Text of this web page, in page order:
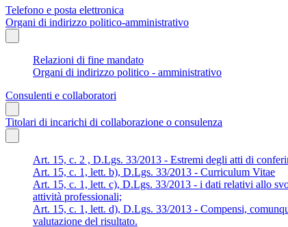
Telefono e posta elettronica
Organi di indirizzo politico-amministrativo
Relazioni di fine mandato
Organi di indirizzo politico - amministrativo
Consulenti e collaboratori
Titolari di incarichi di collaborazione o consulenza
Art. 15, c. 2 , D.Lgs. 33/2013 - Estremi degli atti di
Art. 15, c. 1, lett. b), D.Lgs. 33/2013 - Curriculum Vitae
Art. 15, c. 1, lett. c), D.Lgs. 33/2013 - i dati relativi allo
attività professionali;
Art. 15, c. 1, lett. d), D.Lgs. 33/2013 - Compensi,
valutazione del risultato.